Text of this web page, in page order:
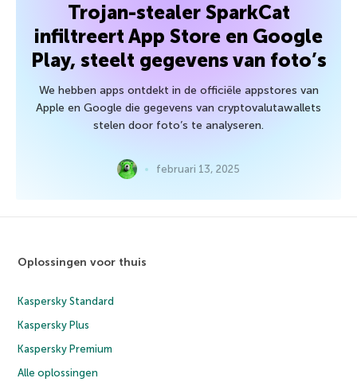
Trojan-stealer SparkCat
infiltreert App Store en Google
Play, steelt gegevens van foto’s
We hebben apps ontdekt in de officiële appstores van
Apple en Google die gegevens van cryptovalutawallets
stelen door foto’s te analyseren.
februari 13, 2025
Oplossingen voor thuis
Kaspersky Standard
Kaspersky Plus
Kaspersky Premium
Alle oplossingen